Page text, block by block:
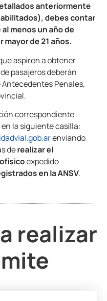
anteriormente
debes contar
menos un año de
mayor de 21 años.
aspiren a obtener
pasajeros deberán
Penales,
correspondiente
la siguiente casilla:
enviando
derealizar el
expedido
en la ANSV.
realizar